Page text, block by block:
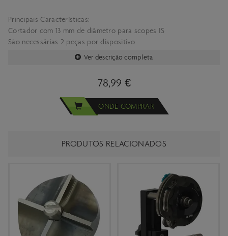
Principais Características:
Cortador com 13 mm de diâmetro para scopes IS
São necessárias 2 peças por dispositivo
Ver descrição completa
78,99 €
ONDE COMPRAR
PRODUTOS RELACIONADOS